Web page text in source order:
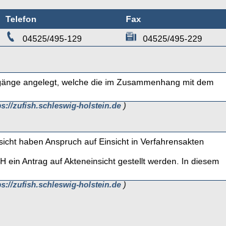
Telefon
Fax
04525/495-129 04525/495-229
angelegt, welche die im Zusammenhang mit dem
zufish.schleswig-holstein.de )
haben Anspruch auf Einsicht in Verfahrensakten
ein Antrag auf Akteneinsicht gestellt werden. In diesem
zufish.schleswig-holstein.de )